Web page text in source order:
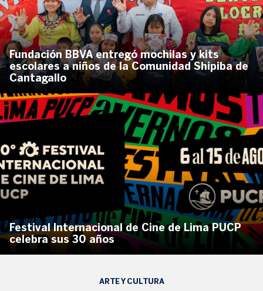
Fundación BBVA entregó mochilas y kits
escolares a niños de la Comunidad Shipiba de
Cantagallo
Festival Internacional de Cine de Lima PUCP
celebra sus 30 años
ARTE Y CULTURA